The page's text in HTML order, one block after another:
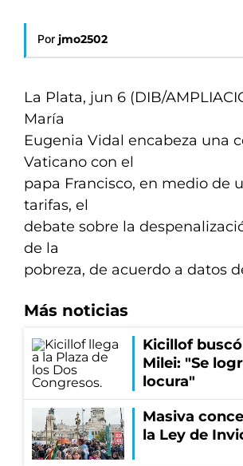
Por jmo2502
La Plata, jun 6 (DIB/
María
Eugenia Vidal encabeza una
Vaticano con el
papa Francisco, en medio de
tarifas, el
debate sobre la
de la
pobreza, de acuerdo a datos
Más noticias
Kicillof
Milei: "Se
locura"
Masiva
la Ley de